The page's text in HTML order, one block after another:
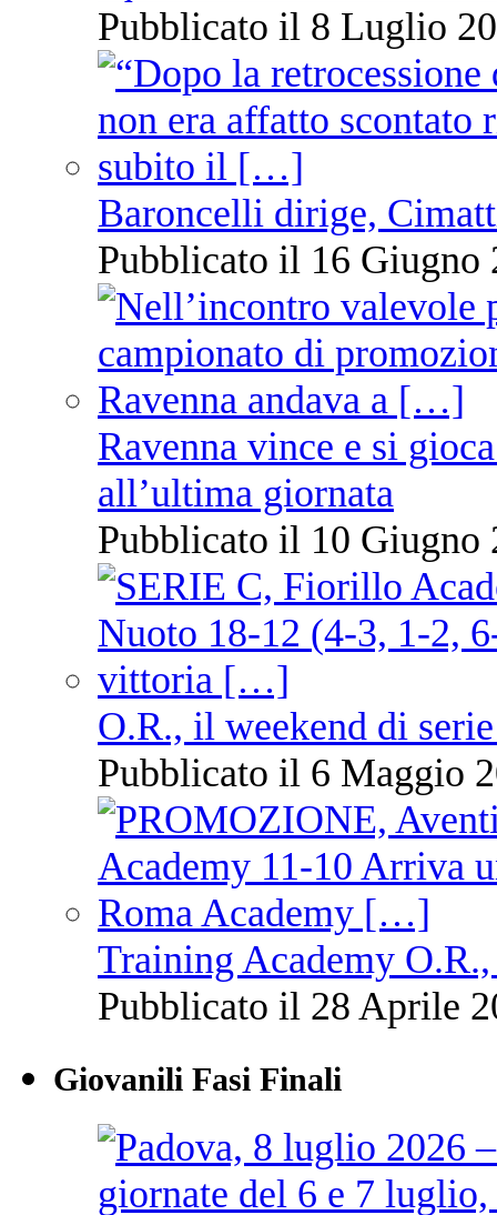
Pubblicato il 8 Luglio
Baroncelli dirige,
Pubblicato il 16 Giugno
Ravenna vince e si
all’ultima giornata
Pubblicato il 10 Giugno
O.R., il weekend di
Pubblicato il 6 Maggio
Training Academy
Pubblicato il 28 Aprile
Giovanili Fasi Finali